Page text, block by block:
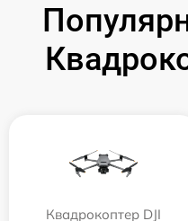
Квадрокоптер DJI